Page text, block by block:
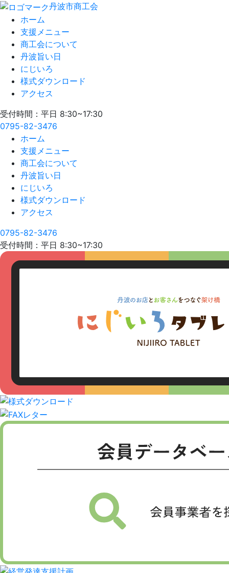
丹波市商工会
ホーム
支援メニュー
商工会について
丹波旨い日
にじいろ
様式ダウンロード
アクセス
受付時間：平日 8:30~17:30
0795-82-3476
ホーム
支援メニュー
商工会について
丹波旨い日
にじいろ
様式ダウンロード
アクセス
0795-82-3476
受付時間：平日 8:30~17:30